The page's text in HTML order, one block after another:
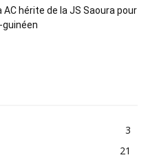
AC hérite de la JS Saoura pour
3
21